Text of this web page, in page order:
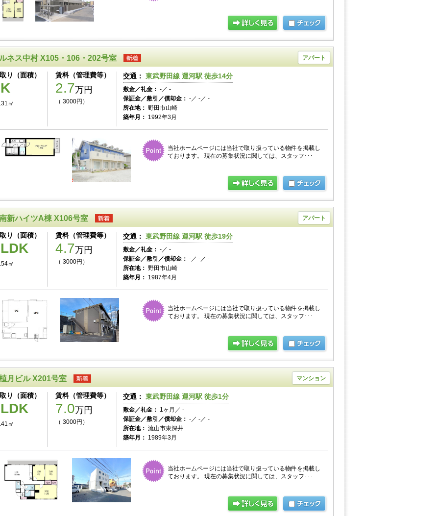
ネス中村 X105・106・202号室 アパート
り（面積）
㎡
賃料（管理費等）
2.7万円
（ 3000円）
交通： 東武野田線 運河駅 徒歩14分
敷金／礼金： -／ -
保証金／敷引／償却金： -／ -／ -
所在地： 野田市山崎
築年月： 1992年3月
当社ホームページには当社で取り扱っている物件を掲載し
ております。 現在の募集状況に関しては、スタッフ･･･
新ハイツA棟 X106号室 アパート
り（面積）
㎡
賃料（管理費等）
4.7万円
（ 3000円）
交通： 東武野田線 運河駅 徒歩19分
敷金／礼金： -／ -
保証金／敷引／償却金： -／ -／ -
所在地： 野田市山崎
築年月： 1987年4月
当社ホームページには当社で取り扱っている物件を掲載し
ております。 現在の募集状況に関しては、スタッフ･･･
月ビル X201号室 マンション
り（面積）
㎡
賃料（管理費等）
7.0万円
（ 3000円）
交通： 東武野田線 運河駅 徒歩1分
敷金／礼金： 1ヶ月／ -
保証金／敷引／償却金： -／ -／ -
所在地： 流山市東深井
築年月： 1989年3月
当社ホームページには当社で取り扱っている物件を掲載し
ております。 現在の募集状況に関しては、スタッフ･･･